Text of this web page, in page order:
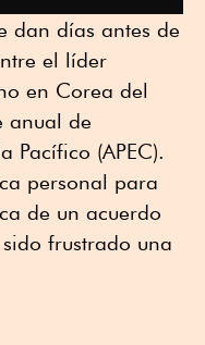
dan días antes de
el líder
en Corea del
anual de
Pacífico (APEC).
personal para
de un acuerdo
frustrado una